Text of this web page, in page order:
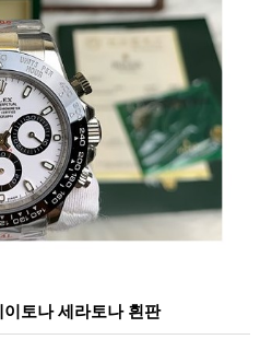
토나 세라토나 흰판